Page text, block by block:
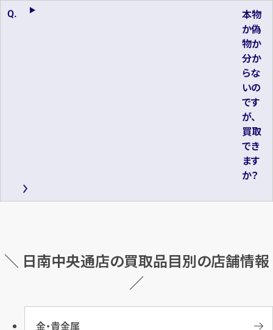
本物
か偽
物か
分か
らな
いの
です
が、
買取
でき
ます
か？
＼ 日南中央通店の買取品目別の店舗情報
／
金・貴金属